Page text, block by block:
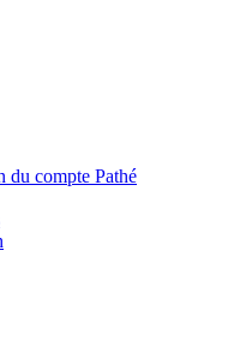
du compte Pathé